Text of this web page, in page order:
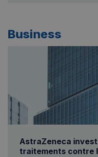
Business
AstraZeneca
traitements contre